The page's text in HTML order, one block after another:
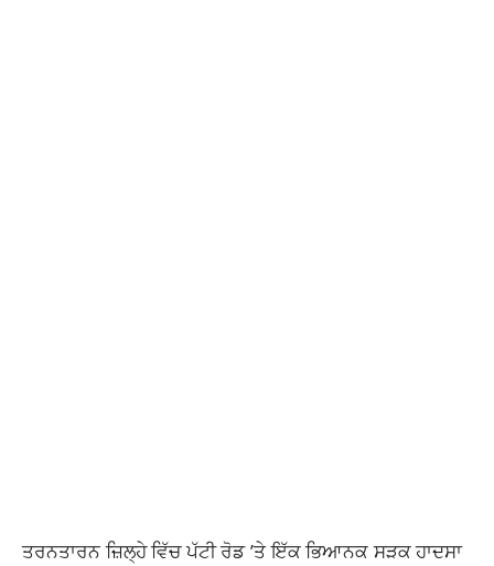
ਤਰਨਤਾਰਨ ਜ਼ਿਲ੍ਹੇ ਵਿੱਚ ਪੱਟੀ ਰੋਡ ’ਤੇ ਇੱਕ ਭਿਆਨਕ ਸੜਕ ਹਾਦਸਾ